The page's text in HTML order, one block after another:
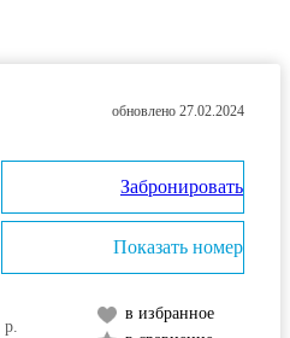
р.
обновлено 27.02.2024
в избранное
Забронировать
Показать номер